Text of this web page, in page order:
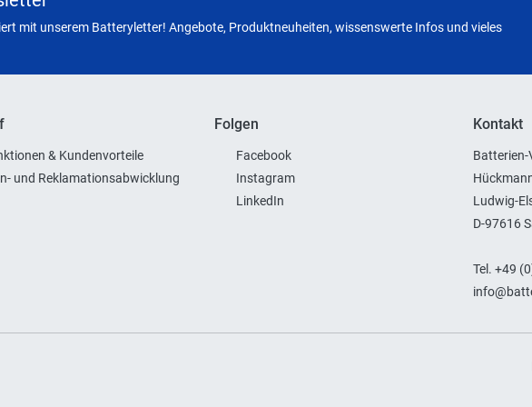
mit unserem Batteryletter! Angebote, Produktneuheiten, wissenswerte Infos und vieles
& Kundenvorteile
und Reklamationsabwicklung
Folgen
Facebook
Instagram
LinkedIn
Kontakt
Batterien-
Ludwig-
D-97616
Tel. +49